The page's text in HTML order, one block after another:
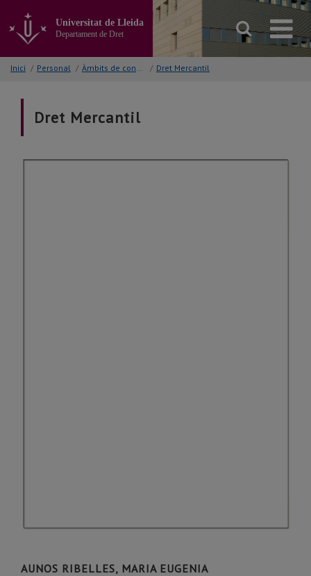
contingut
principal
Universitat de Lleida
Departament de Dret
Inici / Personal / Àmbits de coneixement / Dret Mercantil
Dret Mercantil
AUNOS RIBELLES, MARIA EUGENIA